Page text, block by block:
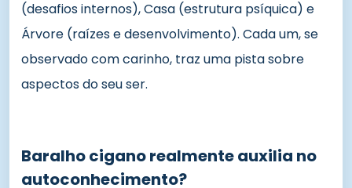
(desafios internos), Casa (estrutura psíquica) e
Árvore (raízes e desenvolvimento). Cada um, se
observado com carinho, traz uma pista sobre
aspectos do seu ser.
Baralho cigano realmente auxilia no
autoconhecimento?